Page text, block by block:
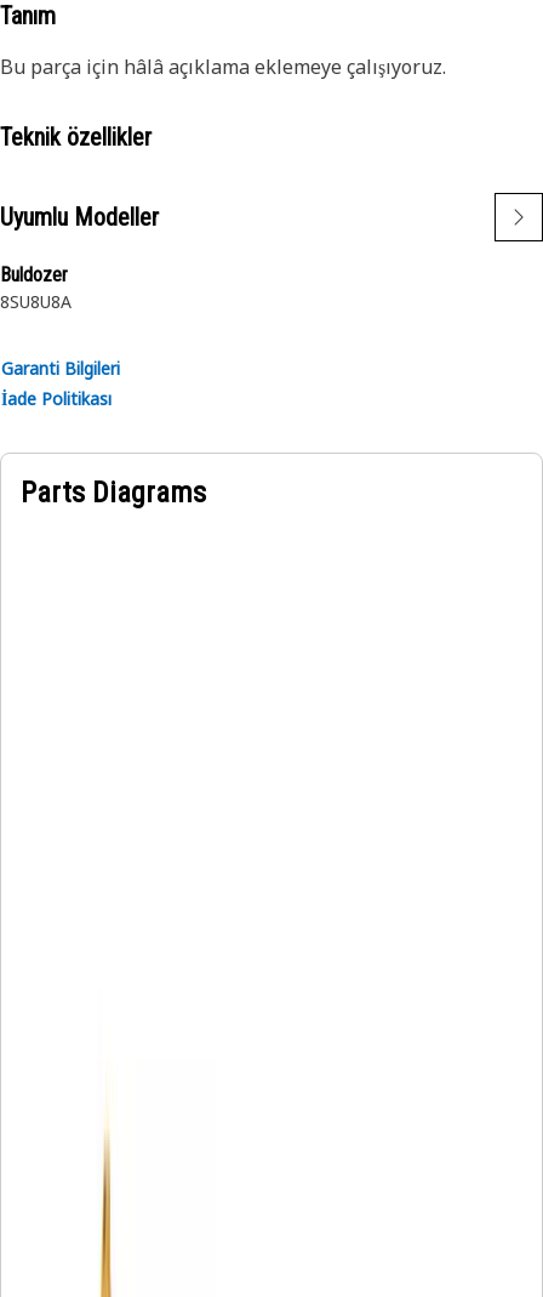
Tanım
Bu parça için hâlâ açıklama eklemeye çalışıyoruz.
Teknik özellikler
Uyumlu Modeller
Buldozer
8SU8U8A
Garanti Bilgileri
İade Politikası
Parts Diagrams